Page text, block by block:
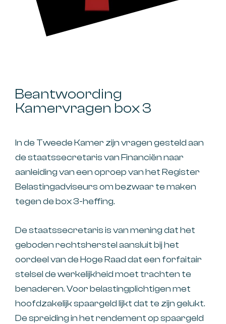
Beantwoording
Kamervragen box 3
In de Tweede Kamer zijn vragen gesteld aan
de staatssecretaris van Financiën naar
aanleiding van een oproep van het Register
Belastingadviseurs om bezwaar te maken
tegen de box 3-heffing.
De staatssecretaris is van mening dat het
geboden rechtsherstel aansluit bij het
oordeel van de Hoge Raad dat een forfaitair
stelsel de werkelijkheid moet trachten te
benaderen. Voor belastingplichtigen met
hoofdzakelijk spaargeld lijkt dat te zijn gelukt.
De spreiding in het rendement op spaargeld